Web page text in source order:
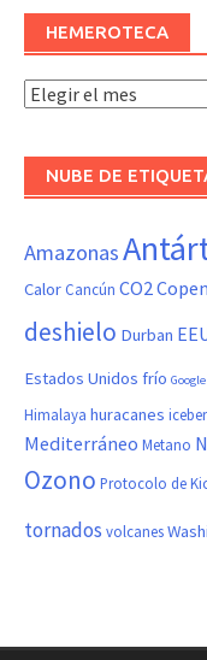
HEMEROTECA
Hemeroteca
NUBE DE
Amazonas
Calor Cancún CO2
deshielo Durban
Estados Unidos frío Google
Himalaya huracanes
Mediterráneo Metano
Ozono Protocolo de
tornados volcanes